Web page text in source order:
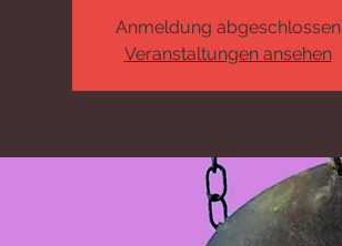
Anmeldung abgeschlossen
Veranstaltungen ansehen